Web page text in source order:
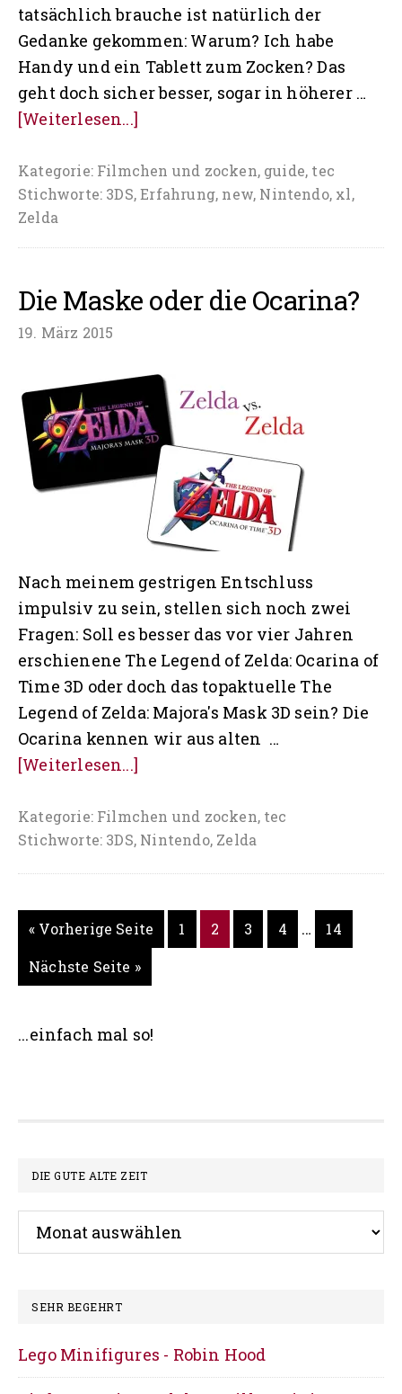
tatsächlich brauche ist natürlich der
Gedanke gekommen: Warum? Ich habe
Handy und ein Tablett zum Zocken? Das
geht doch sicher besser, sogar in höherer …
[Weiterlesen...]
3DS
XL
Ein
Kategorie: Filmchen und zocken, guide, tec
Stichworte: 3DS,Erfahrung, new, Nintendo, xl,
Zelda
Die Maske oder die Ocarina?
19. März 2015
Nach meinem gestrigen Entschluss
impulsiv zu sein, stellen sich noch zwei
Fragen: Soll es besser das vor vier Jahren
erschienene The Legend of Zelda: Ocarina of
Time 3D oder doch das topaktuelle The
Legend of Zelda: Majora's Mask 3D sein? Die
Ocarina kennen wir aus alten …
[Weiterlesen...]
oder
die
Ocarina?
Kategorie: Filmchen und zocken, tec
Stichworte: 3DS, Nintendo, Zelda
« Vorherige Seite aufrufen
Seite
1 Seite
2 Seite
3 Seite
4 … Seite
14
Nächste Seite aufrufen
»
Seitenspalte
...einfach mal so!
Footer
DIE GUTE ALTE ZEIT
Die
gute
Zeit
SEHR BEGEHRT
Lego Minifigures - Robin Hood